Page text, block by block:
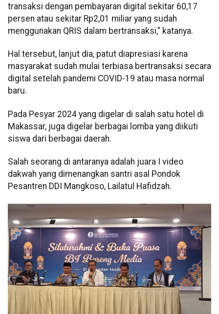
transaksi dengan pembayaran digital sekitar 60,17
persen atau sekitar Rp2,01 miliar yang sudah
menggunakan QRIS dalam bertransaksi," katanya.
Hal tersebut, lanjut dia, patut diapresiasi karena
masyarakat sudah mulai terbiasa bertransaksi secara
digital setelah pandemi COVID-19 atau masa normal
baru.
Pada Pesyar 2024 yang digelar di salah satu hotel di
Makassar, juga digelar berbagai lomba yang diikuti
siswa dari berbagai daerah.
Salah seorang di antaranya adalah juara I video
dakwah yang dimenangkan santri asal Pondok
Pesantren DDI Mangkoso, Lailatul Hafidzah.